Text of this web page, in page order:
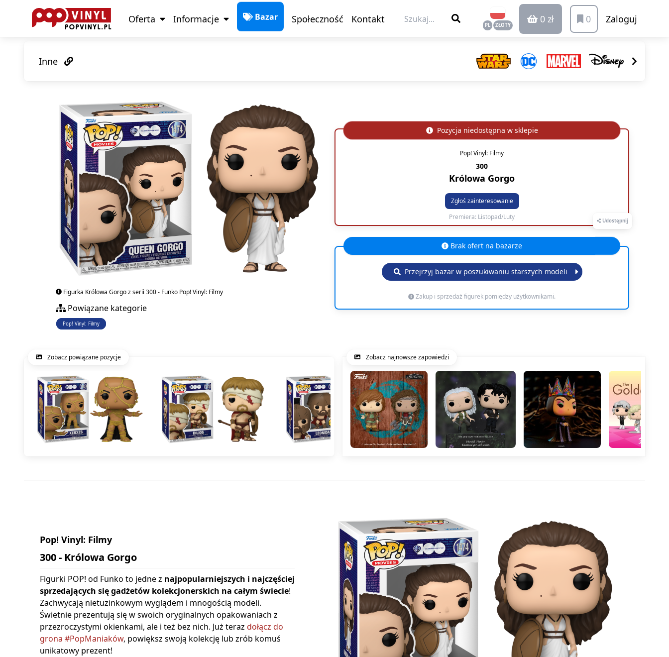
Oferta Informacje Bazar Społeczność Kontakt
PL ZŁOTY
0 zł 0 Zaloguj
Inne
Figurka Królowa Gorgo z serii 300 - Funko Pop! Vinyl: Filmy
Powiązane kategorie
Pop! Vinyl: Filmy
Udostępnij
Pozycja niedostępna w sklepie
Pop! Vinyl: Filmy
300
Królowa Gorgo
Zgłoś zainteresowanie
Premiera: Listopad/Luty
Brak ofert na bazarze
Przejrzyj bazar w poszukiwaniu starszych modeli
Zakup i sprzedaż figurek pomiędzy użytkownikami.
Zobacz powiązane pozycje Zobacz najnowsze zapowiedzi
Pop! Vinyl: Filmy
300 - Królowa Gorgo
Figurki POP! od Funko to jedne z najpopularniejszych i najczęściej
sprzedających się gadżetów kolekcjonerskich na całym świecie!
Zachwycają nietuzinkowym wyglądem i mnogością modeli.
Świetnie prezentują się w swoich oryginalnych opakowaniach z
przezroczystymi okienkami, ale i też bez nich. Już teraz dołącz do
grona #PopManiaków, powiększ swoją kolekcję lub zrób komuś
unikatowy prezent!